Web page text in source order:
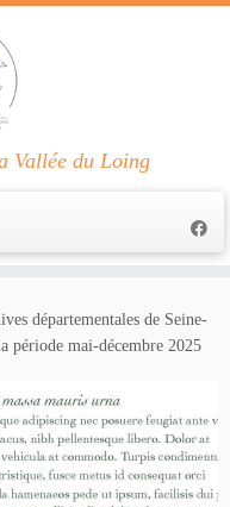
Vallée du Loing
départementales de Seine-
période mai-décembre 2025